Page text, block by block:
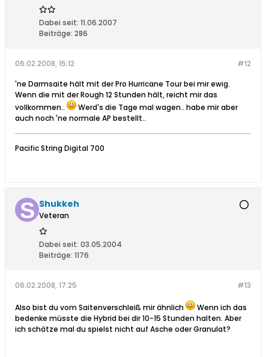
Dabei seit: 11.06.2007
Beiträge: 286
#12
06.02.2008, 15:12
'ne Darmsaite hält mit der Pro Hurricane Tour bei mir ewig.
Wenn die mit der Rough 12 Stunden hält, reicht mir das
vollkommen..
Werd's die Tage mal wagen.. habe mir aber
auch noch 'ne normale AP bestellt..
Pacific String Digital 700
Shukkeh
Veteran
Dabei seit: 03.05.2004
Beiträge: 1176
#13
06.02.2008, 17:25
Also bist du vom Saitenverschleiß mir ähnlich
Wenn ich das
bedenke müsste die Hybrid bei dir 10-15 Stunden halten. Aber
ich schätze mal du spielst nicht auf Asche oder Granulat?